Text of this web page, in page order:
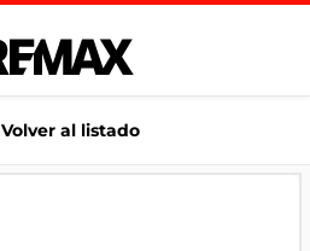
Volver al listado